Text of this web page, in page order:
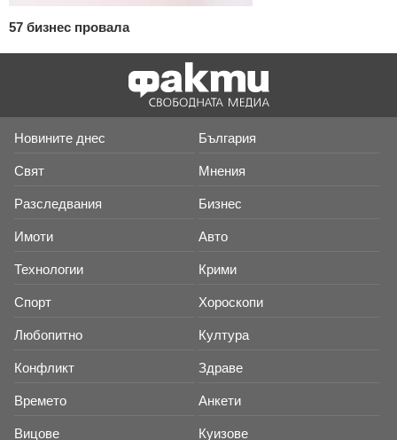
57 бизнес провала
Новините днес България
Свят Мнения
Разследвания Бизнес
Имоти Авто
Технологии Крими
Спорт Хороскопи
Любопитно Култура
Конфликт Здраве
Времето Анкети
Вицове Куизове